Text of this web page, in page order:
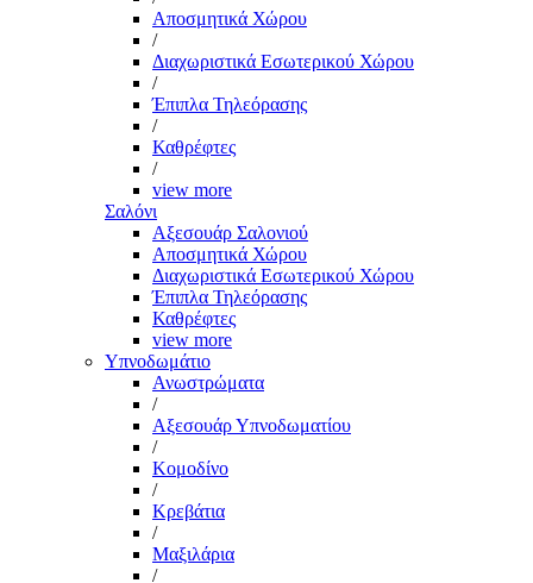
Αποσμητικά Χώρου
/
Διαχωριστικά Εσωτερικού Χώρου
/
Έπιπλα Τηλεόρασης
/
Καθρέφτες
/
view more
Σαλόνι
Αξεσουάρ Σαλονιού
Αποσμητικά Χώρου
Διαχωριστικά Εσωτερικού Χώρου
Έπιπλα Τηλεόρασης
Καθρέφτες
view more
Υπνοδωμάτιο
Ανωστρώματα
/
Αξεσουάρ Υπνοδωματίου
/
Κομοδίνο
/
Κρεβάτια
/
Μαξιλάρια
/